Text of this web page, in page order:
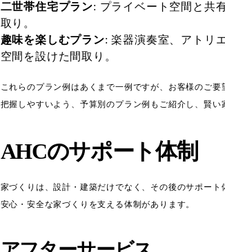
二世帯住宅プラン: プライベート空間と共
取り。
趣味を楽しむプラン: 楽器演奏室、アトリ
空間を設けた間取り。
これらのプラン例はあくまで一例ですが、お客様のご
把握しやすいよう、予算別のプラン例もご紹介し、賢い
AHCのサポート体制
家づくりは、設計・建築だけでなく、その後のサポー
安心・安全な家づくりを支える体制があります。